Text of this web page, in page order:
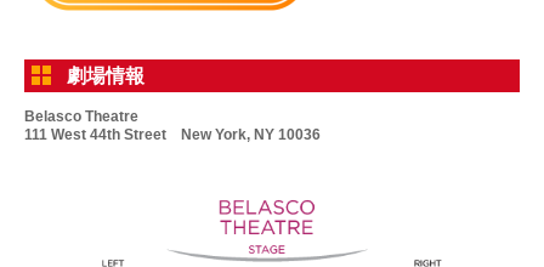
劇場情報
Belasco Theatre
111 West 44th Street New York, NY 10036